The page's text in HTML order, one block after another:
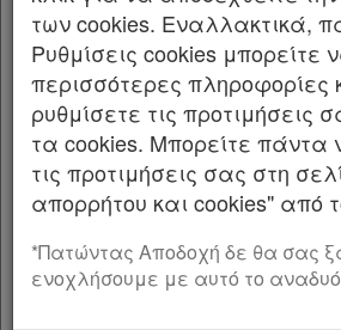
2. Τον ν. 3200/1955 «Περί
αποκεντρώσεως» (Α’ 97).
3. Τα άρθρα 28 και 28Α του ν.
«Εκδημοκρατισμός της
διοίκησης Καταπολέμηση
Ηλεκτρονική Διακυβέρνηση.
4. Το άρθρο 2 του ν. 4824/2021
των cookies. Εναλλακτικά,
Ρυθμίσεις cookies μπορείτε
περισσότερες πληροφορίες
ρυθμίσετε τις προτιμήσεις
τα cookies. Μπορείτε
τις προτιμήσεις σας στη
απορρήτου και cookies" από
*Πατώντας Αποδοχή δε θα σας
ενοχλήσουμε με αυτό το